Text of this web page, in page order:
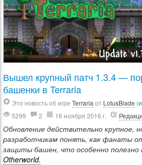
Вышел крупный патч 1.3.4 —
башенки в Terraria
Это новость об игре Terraria от LotusBlade (
5299
2 16 ноября 2016 г.
Обновление действительно крупное,
разработчикам понять, как фанаты
защиты башен, что особенно полезно
Otherworld.